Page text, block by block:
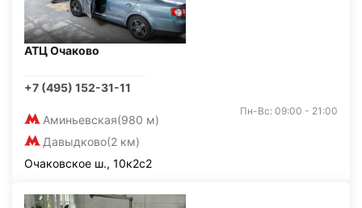
АТЦ Очаково
+7 (495) 152-31-11
Аминьевская(980 м)
Давыдково(2 км)
Пн-Вс: 09:00 - 21:00
Очаковское ш., 10к2с2